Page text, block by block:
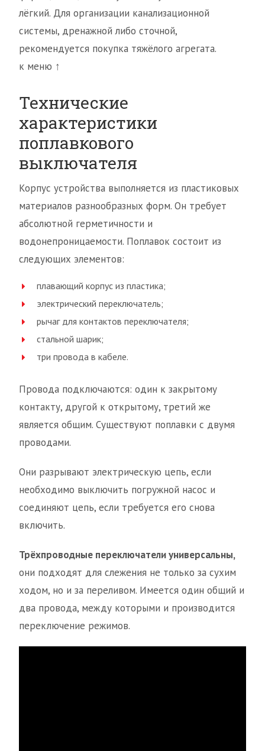
лёгкий. Для организации канализационной
системы, дренажной либо сточной,
рекомендуется покупка тяжёлого агрегата.
к меню ↑
Технические
характеристики
поплавкового
выключателя
Корпус устройства выполняется из пластиковых
материалов разнообразных форм. Он требует
абсолютной герметичности и
водонепроницаемости. Поплавок состоит из
следующих элементов:
плавающий корпус из пластика;
электрический переключатель;
рычаг для контактов переключателя;
стальной шарик;
три провода в кабеле.
Провода подключаются: один к закрытому
контакту, другой к открытому, третий же
является общим. Существуют поплавки с двумя
проводами.
Они разрывают электрическую цепь, если
необходимо выключить погружной насос и
соединяют цепь, если требуется его снова
включить.
Трёхпроводные переключатели универсальны,
они подходят для слежения не только за сухим
ходом, но и за переливом. Имеется один общий и
два провода, между которыми и производится
переключение режимов.